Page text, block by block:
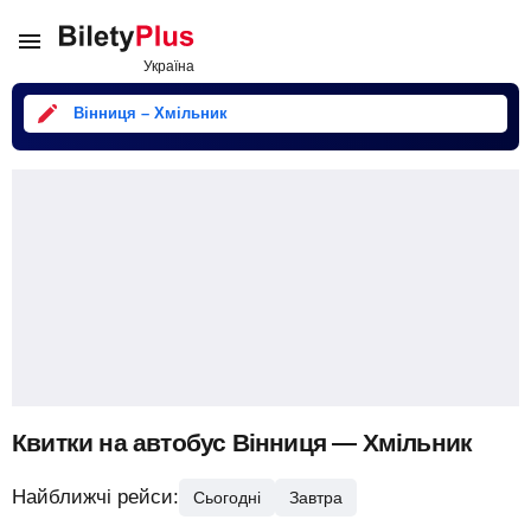
Вінниця – Хмільник
Квитки на автобус Вінниця — Хмільник
Найближчі рейси: Сьогодні Завтра